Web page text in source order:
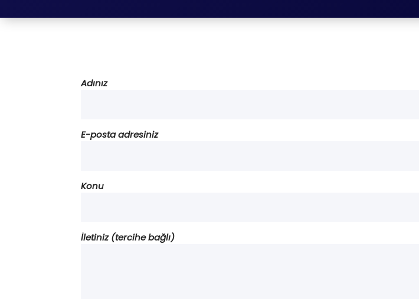
Adınız
E-posta adresiniz
Konu
İletiniz (tercihe bağlı)